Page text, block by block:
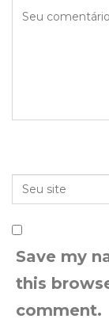
Save my
this
comment.